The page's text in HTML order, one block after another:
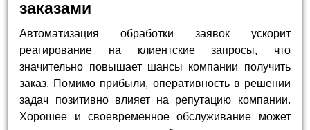
заказами
Автоматизация обработки заявок ускорит
реагирование на клиентские запросы, что
значительно повышает шансы компании получить
заказ. Помимо прибыли, оперативность в решении
задач позитивно влияет на репутацию компании.
Хорошее и своевременное обслуживание может